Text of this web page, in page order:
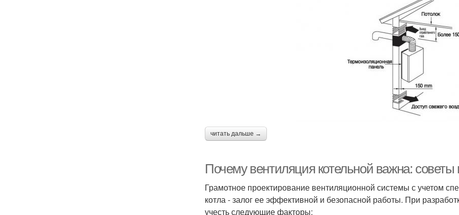
читать дальше →
Почему вентиляция котельной важна: советы
Грамотное проектирование вентиляционной системы с учетом
котла - залог ее эффективной и безопасной работы. При
учесть следующие факторы: